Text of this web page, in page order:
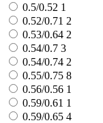
0.5/0.52 1
0.52/0.71 2
0.53/0.64 2
0.54/0.7 3
0.54/0.74 2
0.55/0.75 8
0.56/0.56 1
0.59/0.61 1
0.59/0.65 4